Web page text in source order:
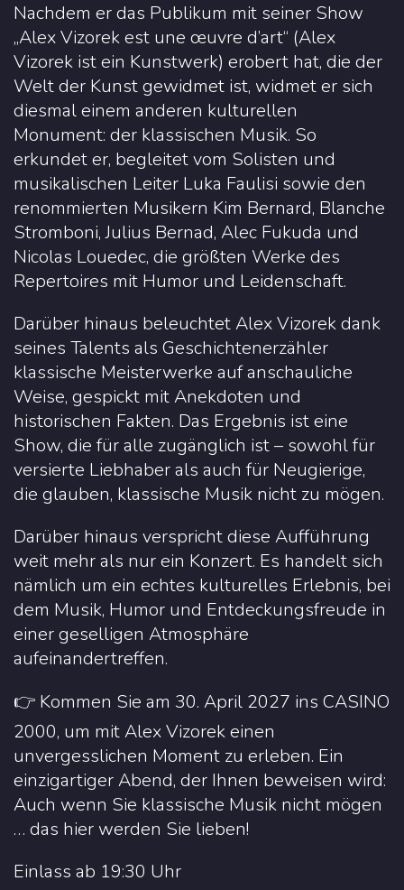
Nachdem er das Publikum mit seiner Show
„Alex Vizorek est une œuvre d’art“ (Alex
Vizorek ist ein Kunstwerk) erobert hat, die der
Welt der Kunst gewidmet ist, widmet er sich
diesmal einem anderen kulturellen
Monument: der klassischen Musik. So
erkundet er, begleitet vom Solisten und
musikalischen Leiter Luka Faulisi sowie den
renommierten Musikern Kim Bernard, Blanche
Stromboni, Julius Bernad, Alec Fukuda und
Nicolas Louedec, die größten Werke des
Repertoires mit Humor und Leidenschaft.
Darüber hinaus beleuchtet Alex Vizorek dank
seines Talents als Geschichtenerzähler
klassische Meisterwerke auf anschauliche
Weise, gespickt mit Anekdoten und
historischen Fakten. Das Ergebnis ist eine
Show, die für alle zugänglich ist – sowohl für
versierte Liebhaber als auch für Neugierige,
die glauben, klassische Musik nicht zu mögen.
Darüber hinaus verspricht diese Aufführung
weit mehr als nur ein Konzert. Es handelt sich
nämlich um ein echtes kulturelles Erlebnis, bei
dem Musik, Humor und Entdeckungsfreude in
einer geselligen Atmosphäre
aufeinandertreffen.
👉 Kommen Sie am 30. April 2027 ins CASINO
2000, um mit Alex Vizorek einen
unvergesslichen Moment zu erleben. Ein
einzigartiger Abend, der Ihnen beweisen wird:
Auch wenn Sie klassische Musik nicht mögen
… das hier werden Sie lieben!
Einlass ab 19:30 Uhr